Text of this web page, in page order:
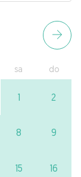
sa do
1 2
8 9
15 16